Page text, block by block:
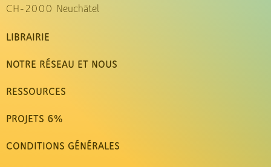
CH-2000 Neuchâtel
LIBRAIRIE
NOTRE RÉSEAU ET NOUS
RESSOURCES
PROJETS 6%
CONDITIONS GÉNÉRALES